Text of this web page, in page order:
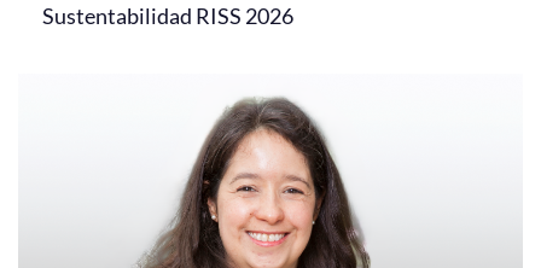
Sustentabilidad RISS 2026